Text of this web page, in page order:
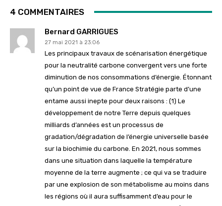
4 COMMENTAIRES
Bernard GARRIGUES
27 mai 2021 à 23:06
Les principaux travaux de scénarisation énergétique
pour la neutralité carbone convergent vers une forte
diminution de nos consommations d’énergie. Étonnant
qu’un point de vue de France Stratégie parte d’une
entame aussi inepte pour deux raisons : (1) Le
développement de notre Terre depuis quelques
milliards d’années est un processus de
gradation/dégradation de l’énergie universelle basée
sur la biochimie du carbone. En 2021, nous sommes
dans une situation dans laquelle la température
moyenne de la terre augmente ; ce qui va se traduire
par une explosion de son métabolisme au moins dans
les régions où il aura suffisamment d’eau pour le